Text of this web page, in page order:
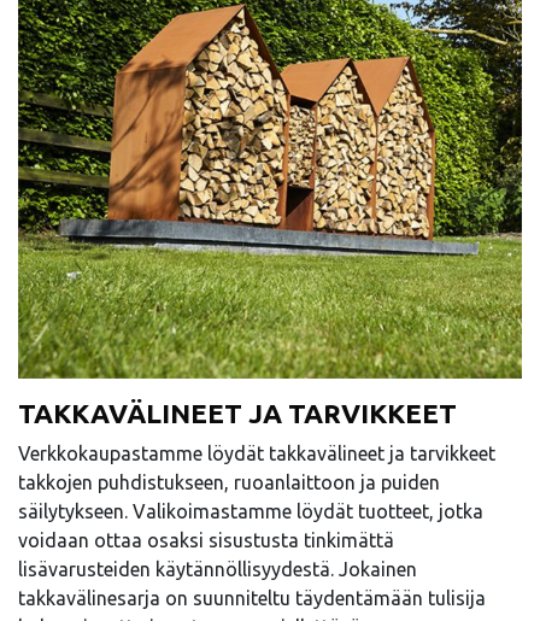
TAKKAVÄLINEET JA TARVIKKEET
Verkkokaupastamme löydät takkavälineet ja tarvikkeet
takkojen puhdistukseen, ruoanlaittoon ja puiden
säilytykseen. Valikoimastamme löydät tuotteet, jotka
voidaan ottaa osaksi sisustusta tinkimättä
lisävarusteiden käytännöllisyydestä. Jokainen
takkavälinesarja on suunniteltu täydentämään tulisija